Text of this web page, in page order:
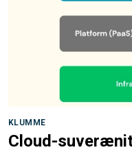
KLUMME
Cloud-